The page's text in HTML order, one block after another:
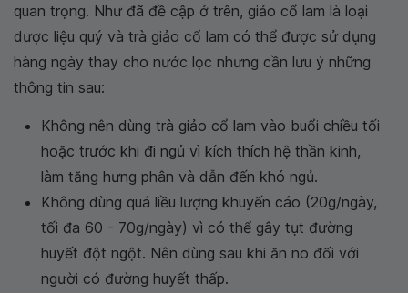
quan trọng. Như đã đề cập ở trên, giảo cổ lam là loại
dược liệu quý và trà giảo cổ lam có thể được sử dụng
hàng ngày thay cho nước lọc nhưng cần lưu ý những
thông tin sau:
Không nên dùng trà giảo cổ lam vào buổi chiều tối
hoặc trước khi đi ngủ vì kích thích hệ thần kinh,
làm tăng hưng phân và dẫn đến khó ngủ.
Không dùng quá liều lượng khuyến cáo (20g/ngày,
tối đa 60 - 70g/ngày) vì có thể gây tụt đường
huyết đột ngột. Nên dùng sau khi ăn no đối với
người có đường huyết thấp.